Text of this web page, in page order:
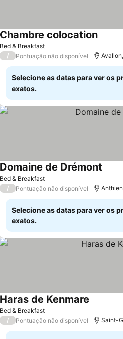
Bed & Breakfast
Chambre colocation
/ Pontuação não disponível
Selecione as datas para ver os
exatos.
Bed & Breakfast
Domaine de Drémont
/ Pontuação não disponível
Selecione as datas para ver os
exatos.
Bed & Breakfast
Haras de Kenmare
/ Pontuação não disponível